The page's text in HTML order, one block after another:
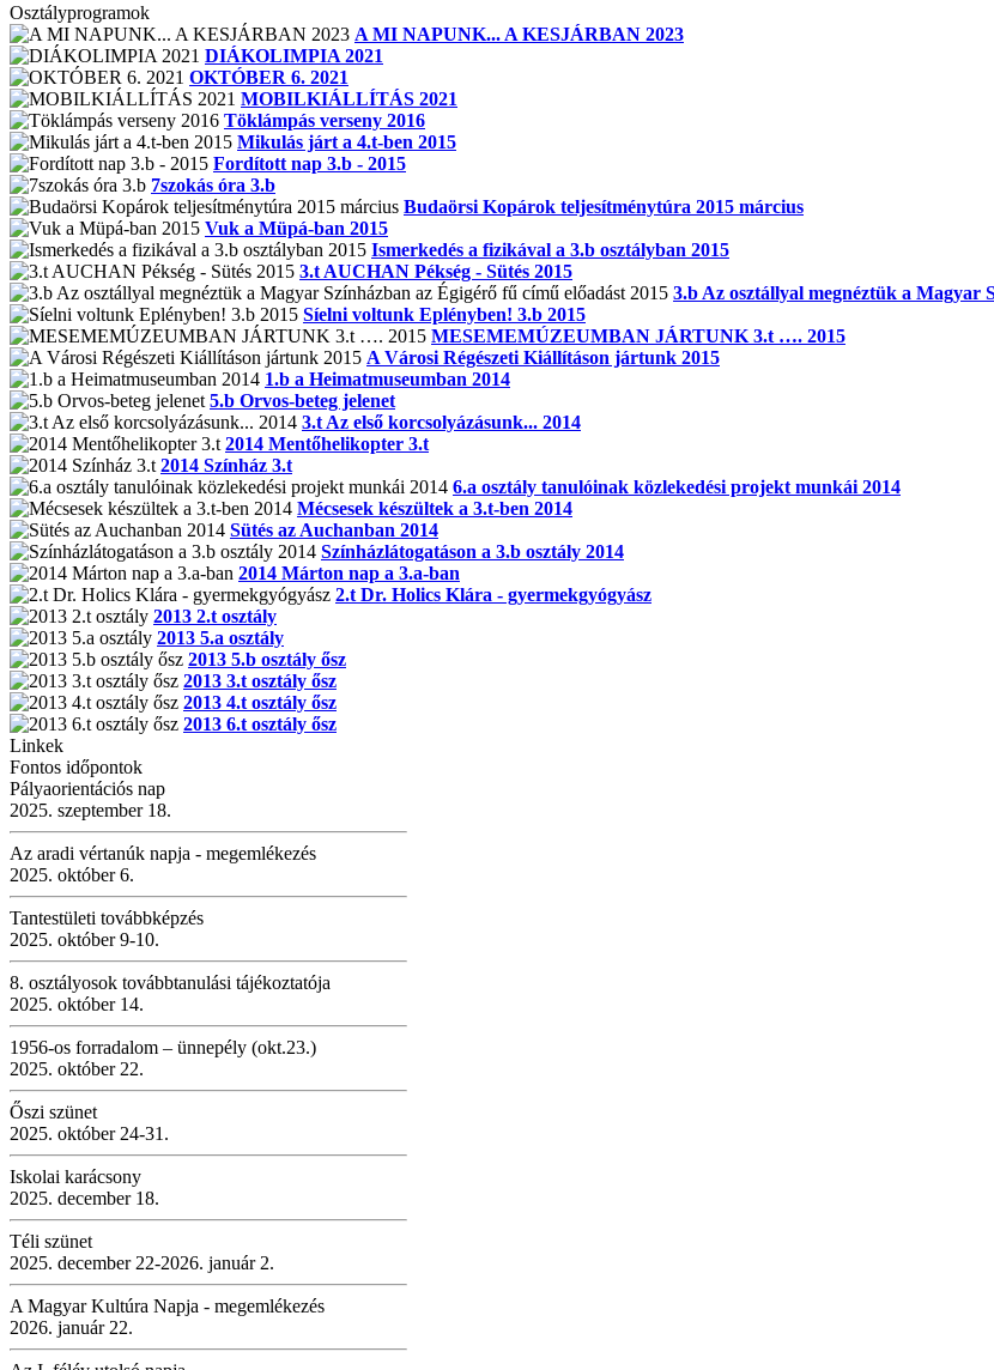
Osztályprogramok
A MI NAPUNK... A KESJÁRBAN 2023
DIÁKOLIMPIA 2021
OKTÓBER 6. 2021
MOBILKIÁLLÍTÁS 2021
Töklámpás verseny 2016
Mikulás járt a 4.t-ben 2015
Fordított nap 3.b - 2015
7szokás óra 3.b
Budaörsi Kopárok teljesítménytúra 2015 március
Vuk a Müpá-ban 2015
Ismerkedés a fizikával a 3.b osztályban 2015
3.t AUCHAN Pékség - Sütés 2015
3.b Az osztállyal megnéztük a Magyar
Síelni voltunk Eplényben! 3.b 2015
MESEMEMÚZEUMBAN JÁRTUNK 3.t …. 2015
A Városi Régészeti Kiállításon jártunk 2015
1.b a Heimatmuseumban 2014
5.b Orvos-beteg jelenet
3.t Az első korcsolyázásunk... 2014
2014 Mentőhelikopter 3.t
2014 Színház 3.t
6.a osztály tanulóinak közlekedési projekt munkái 2014
Mécsesek készültek a 3.t-ben 2014
Sütés az Auchanban 2014
Színházlátogatáson a 3.b osztály 2014
2014 Márton nap a 3.a-ban
2.t Dr. Holics Klára - gyermekgyógyász
2013 2.t osztály
2013 5.a osztály
2013 5.b osztály ősz
2013 3.t osztály ősz
2013 4.t osztály ősz
2013 6.t osztály ősz
Linkek
Fontos időpontok
Pályaorientációs nap
2025. szeptember 18.
Az aradi vértanúk napja - megemlékezés
2025. október 6.
Tantestületi továbbképzés
2025. október 9-10.
8. osztályosok továbbtanulási tájékoztatója
2025. október 14.
1956-os forradalom – ünnepély (okt.23.)
2025. október 22.
Őszi szünet
2025. október 24-31.
Iskolai karácsony
2025. december 18.
Téli szünet
2025. december 22-2026. január 2.
A Magyar Kultúra Napja - megemlékezés
2026. január 22.